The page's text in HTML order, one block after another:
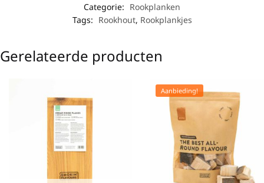
Categorie: Rookplanken
Tags: Rookhout, Rookplankjes
Gerelateerde producten
Aanbieding!